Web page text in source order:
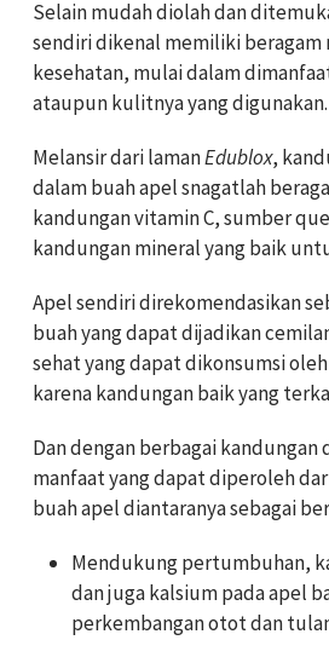
Selain mudah diolah dan
sendiri dikenal memiliki beragam
kesehatan, mulai dalam
ataupun kulitnya yang digunakan.
Melansir dari lamanEdublox,
dalam buah apel snagatlah
kandungan vitamin C, sumber
kandungan mineral yang baik
Apel sendiri direkomendasikan
buah yang dapat dijadikan
sehat yang dapat dikonsumsi
karena kandungan baik yang
Dan dengan berbagai kandungan
manfaat yang dapat diperoleh
buah apel diantaranya sebagai
Mendukung pertumbuhan,
dan juga kalsium pada apel
perkembangan otot dan